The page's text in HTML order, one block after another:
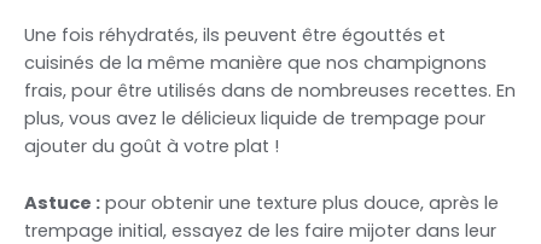
Une fois réhydratés, ils peuvent être égouttés et
cuisinés de la même manière que nos champignons
frais, pour être utilisés dans de nombreuses recettes. En
plus, vous avez le délicieux liquide de trempage pour
ajouter du goût à votre plat !
Astuce : pour obtenir une texture plus douce, après le
trempage initial, essayez de les faire mijoter dans leur